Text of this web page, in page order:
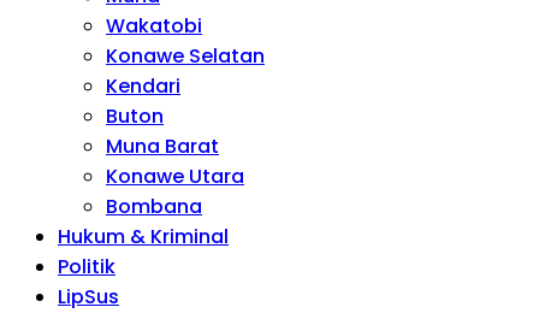
Wakatobi
Konawe Selatan
Kendari
Buton
Muna Barat
Konawe Utara
Bombana
Hukum & Kriminal
Politik
LipSus